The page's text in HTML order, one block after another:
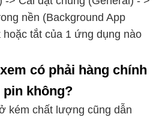
nền (Background App
tắt của 1 ứng dụng nào
có phải hàng chính
pin không?
kém chất lượng cũng dẫn